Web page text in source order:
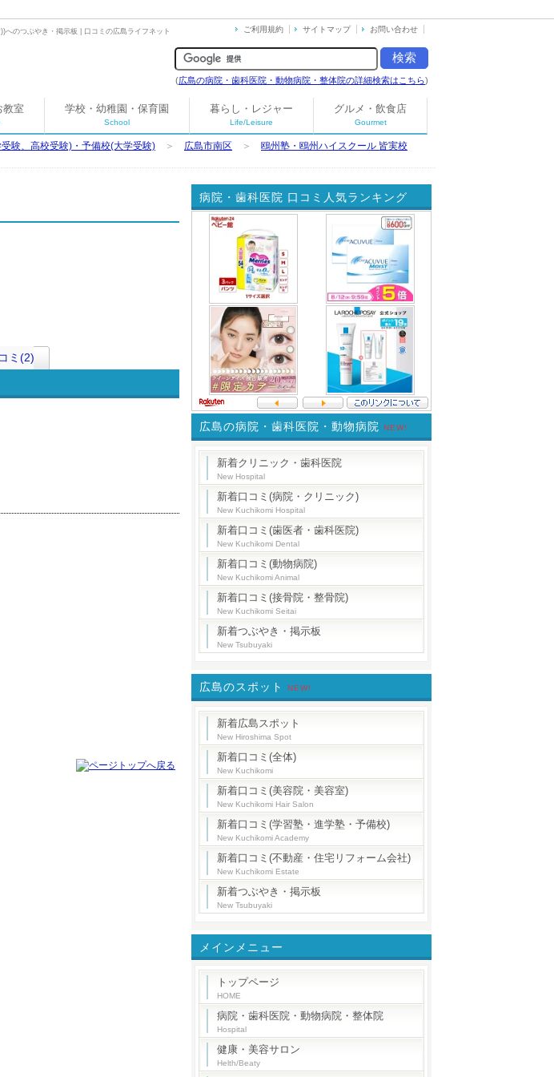
)へのつぶやき・掲示板 | 口コミの広島ライフネット
(広島の病院・歯科医院・動物病院・整体院の詳細検索はこちら)
ご利用規約 サイトマップ お問い合わせ
教室 学校・幼稚園・保育園
School
暮らし・レジャー
Life/Leisure
グルメ・飲食店
Gourmet
験、高校受験)・予備校(大学受験) ＞ 広島市南区 ＞ 鴎州塾・鴎州ハイスクール 皆実校
ミ(2)
病院・歯科医院 口コミ人気ランキング
広島の病院・歯科医院・動物病院 NEW!
新着クリニック・歯科医院
New Hospital
新着口コミ(病院・クリニック)
New Kuchikomi Hospital
新着口コミ(歯医者・歯科医院)
New Kuchikomi Dental
新着口コミ(動物病院)
New Kuchikomi Animal
新着口コミ(接骨院・整骨院)
New Kuchikomi Seitai
新着つぶやき・掲示板
New Tsubuyaki
広島のスポット NEW!
新着広島スポット
New Hiroshima Spot
新着口コミ(全体)
New Kuchikomi
新着口コミ(美容院・美容室)
New Kuchikomi Hair Salon
新着口コミ(学習塾・進学塾・予備校)
New Kuchikomi Academy
新着口コミ(不動産・住宅リフォーム会社)
New Kuchikomi Estate
新着つぶやき・掲示板
New Tsubuyaki
メインメニュー
トップページ
HOME
病院・歯科医院・動物病院・整体院
Hospital
健康・美容サロン
Helth/Beaty